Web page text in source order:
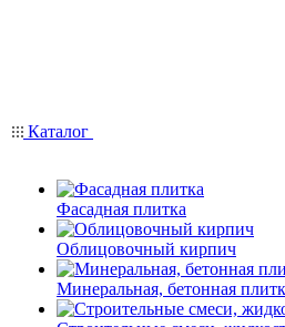
Каталог
Фасадная плитка
Облицовочный кирпич
Минеральная, бетонная